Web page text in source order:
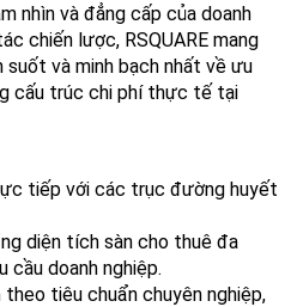
nhìn và đẳng cấp của doanh
chiến lược, RSQUARE mang
suốt và minh bạch nhất về ưu
cấu trúc chi phí thực tế tại
tiếp với các trục đường huyết
diện tích sàn cho thuê đa
cầu doanh nghiệp.
theo tiêu chuẩn chuyên nghiệp,